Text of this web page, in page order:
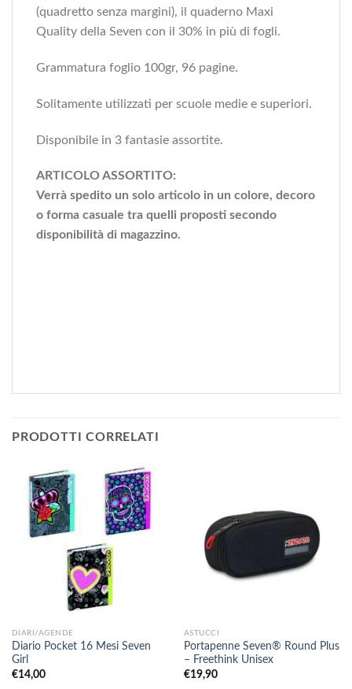
(quadretto senza margini), il quaderno Maxi
Quality della Seven con il 30% in più di fogli.
Grammatura foglio 100gr, 96 pagine.
Solitamente utilizzati per scuole medie e superiori.
Disponibile in 3 fantasie assortite.
ARTICOLO ASSORTITO:
Verrà spedito un solo articolo in un colore, decoro
o forma casuale tra quelli proposti secondo
disponibilità di magazzino.
PRODOTTI CORRELATI
DIARI/AGENDE
Diario Pocket 16 Mesi Seven
Girl
€14,00
ASTUCCI
Portapenne Seven® Round Plus
– Freethink Unisex
€19,90